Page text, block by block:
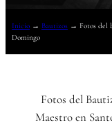
Inicio→ Bautizos→ Fotos del
Domingo
Fotos del
Maestro en